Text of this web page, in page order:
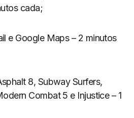
cada;
e Google Maps – 2 minutos
8, Subway Surfers,
Combat 5 e Injustice – 1